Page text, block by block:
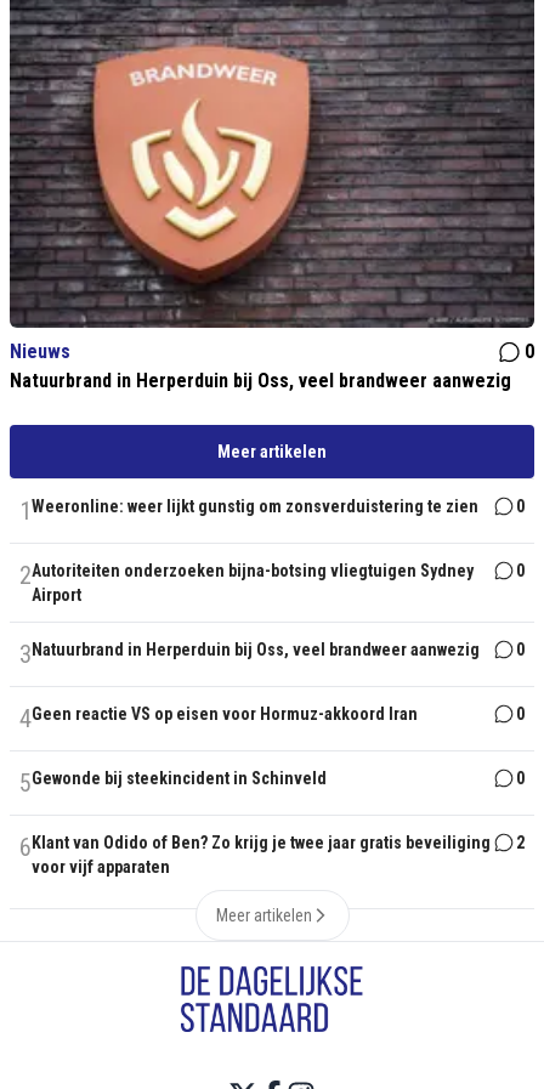
Nieuws
0
Natuurbrand in Herperduin bij Oss, veel brandweer aanwezig
Meer artikelen
1Weeronline: weer lijkt gunstig om zonsverduistering te zien 0
2Autoriteiten onderzoeken bijna-botsing vliegtuigen Sydney
Airport
0
3 Natuurbrand in Herperduin bij Oss, veel brandweer aanwezig 0
4Geen reactie VS op eisen voor Hormuz-akkoord Iran 0
5Gewonde bij steekincident in Schinveld 0
6 Klant van Odido of Ben? Zo krijg je twee jaar gratis beveiliging
voor vijf apparaten
2
Meer artikelen